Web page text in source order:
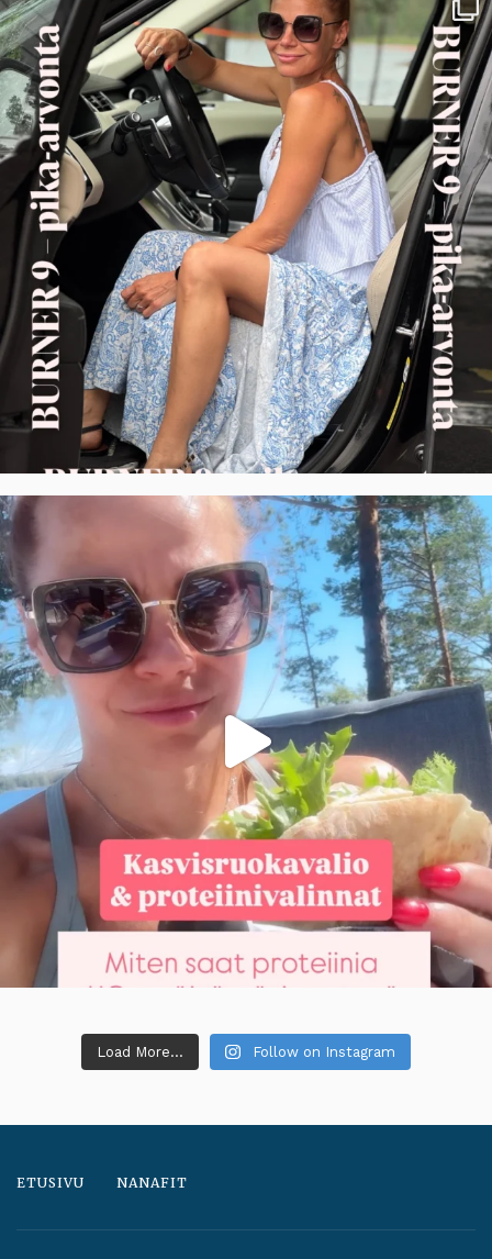
Load More... Follow on Instagram
ETUSIVU NANAFIT